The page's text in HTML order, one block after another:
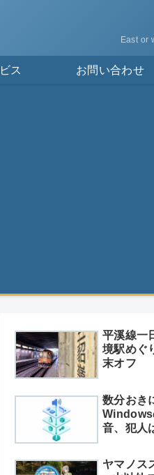
East or
ス お問い合わせ
平溪線一
境駅めぐ
末オフ
数分おき
Windows
音、犯人
ヤマノス